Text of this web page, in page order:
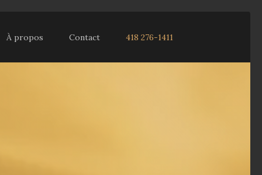
À propos Contact 418 276-1411